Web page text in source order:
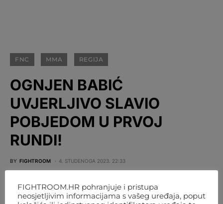
FNC MMA REGIJA
OGNJEN BABIĆ
UVJERLJIVO SLAVIO
POBJEDOM U PRVOJ
RUNDI!
BY FIGHTROOM 4. STUDENOGA 2023. 22:33
FIGHTROOM.HR pohranjuje i pristupa
neosjetljivim informacijama s vašeg uređaja, poput